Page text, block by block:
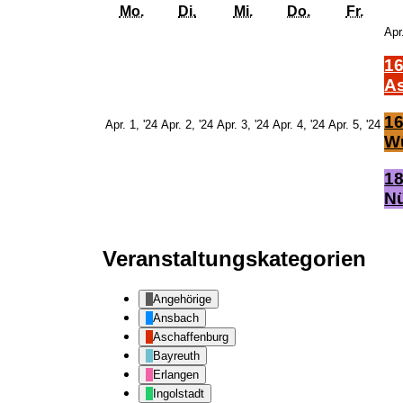
Mo. Montag
Di. Dienstag
Mi. Mittwoch
Do. Donnerstag
Fr.
Apr. 1, '241.Apr. 2, '242.Apr. 3, '243.Apr. 4, '244.Apr. 5, '245.
Veranstaltungskategorien
Angehörige
Ansbach
Aschaffenburg
Bayreuth
Erlangen
Ingolstadt